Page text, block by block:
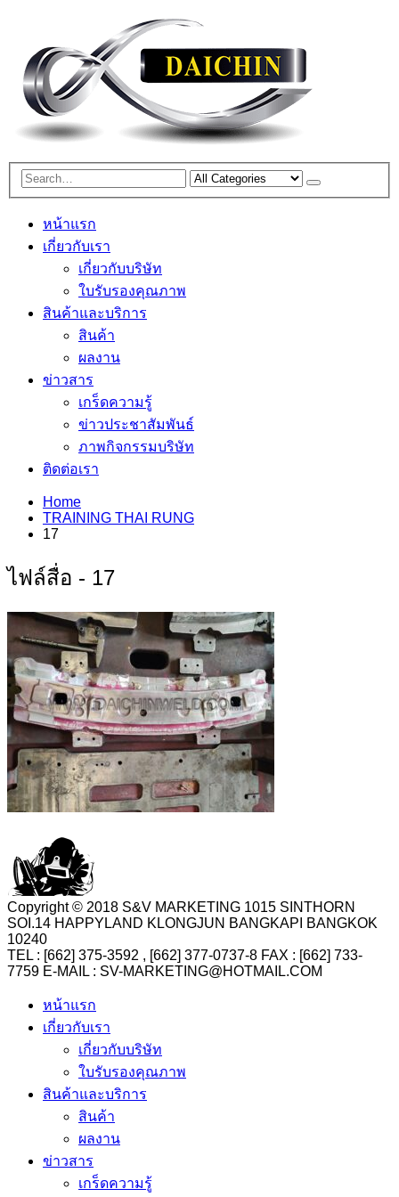
หน้าแรก
เกี่ยวกับเรา
เกี่ยวกับบริษัท
ใบรับรองคุณภาพ
สินค้าและบริการ
สินค้า
ผลงาน
ข่าวสาร
เกร็ดความรู้
ข่าวประชาสัมพันธ์
ภาพกิจกรรมบริษัท
ติดต่อเรา
Home
TRAINING THAI RUNG
17
ไฟล์สื่อ - 17
Copyright © 2018 S&V MARKETING 1015 SINTHORN
SOI.14 HAPPYLAND KLONGJUN BANGKAPI BANGKOK
10240
TEL : [662] 375-3592 , [662] 377-0737-8 FAX : [662] 733-
7759 E-MAIL : SV-MARKETING@HOTMAIL.COM
หน้าแรก
เกี่ยวกับเรา
เกี่ยวกับบริษัท
ใบรับรองคุณภาพ
สินค้าและบริการ
สินค้า
ผลงาน
ข่าวสาร
เกร็ดความรู้